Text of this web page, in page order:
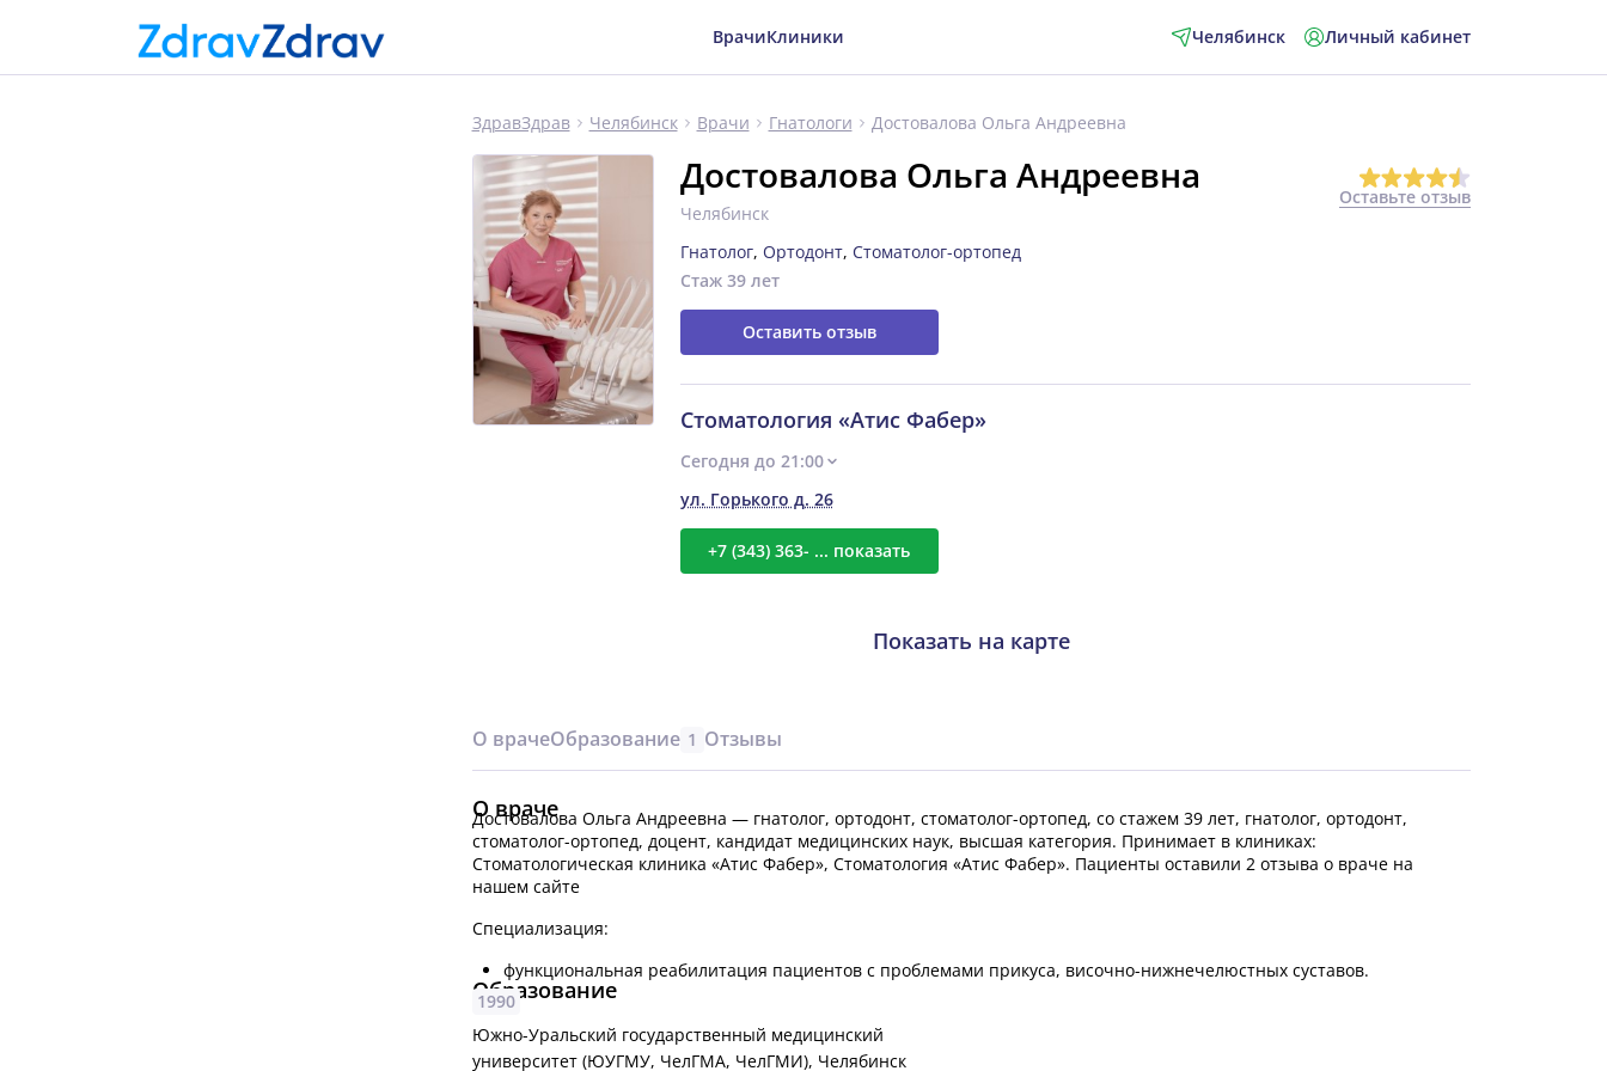
ВрачиКлиники Челябинск Личный кабинет
ЗдравЗдрав Челябинск Врачи Гнатологи Достовалова Ольга Андреевна
Достовалова Ольга Андреевна
Челябинск
Оставьте отзыв
Гнатолог, Ортодонт, Стоматолог-ортопед
Стаж 39 лет
Оставить отзыв
Стоматология «Атис Фабер»
Сегодня до 21:00
ул. Горького д. 26
+7 (343) 363- ... показать
Показать на карте
О врачеОбразование 1 Отзывы
О враче
Достовалова Ольга Андреевна — гнатолог, ортодонт, стоматолог-ортопед, со стажем 39 лет, гнатолог, ортодонт,
стоматолог-ортопед, доцент, кандидат медицинских наук, высшая категория. Принимает в клиниках:
Стоматологическая клиника «Атис Фабер», Стоматология «Атис Фабер». Пациенты оставили 2 отзыва о враче на
нашем сайте
Специализация:
функциональная реабилитация пациентов с проблемами прикуса, височно-нижнечелюстных суставов.
Образование
1990
Южно-Уральский государственный медицинский
университет (ЮУГМУ, ЧелГМА, ЧелГМИ), Челябинск